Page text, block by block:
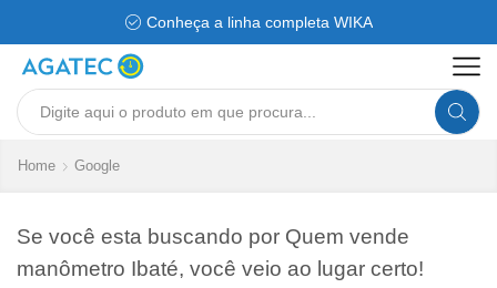
Conheça a linha completa WIKA
Search
Home Google
Se você esta buscando por Quem vende
manômetro Ibaté, você veio ao lugar certo!